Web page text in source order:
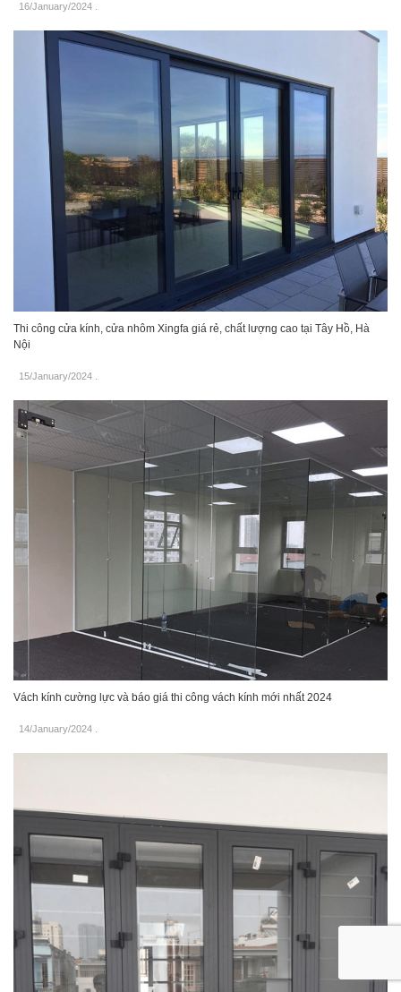
16/January/2024
Thi công cửa kính, cửa nhôm Xingfa giá rẻ, chất lượng cao tại Tây Hồ, Hà
Nội
15/January/2024
Vách kính cường lực và báo giá thi công vách kính mới nhất 2024
14/January/2024